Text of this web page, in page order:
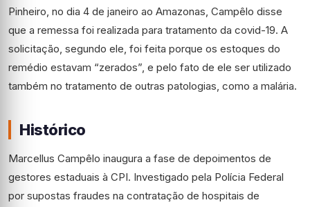
Pinheiro, no dia 4 de janeiro ao Amazonas, Campêlo disse
que a remessa foi realizada para tratamento da covid-19. A
solicitação, segundo ele, foi feita porque os estoques do
remédio estavam “zerados”, e pelo fato de ele ser utilizado
também no tratamento de outras patologias, como a malária.
Histórico
Marcellus Campêlo inaugura a fase de depoimentos de
gestores estaduais à CPI. Investigado pela Polícia Federal
por supostas fraudes na contratação de hospitais de